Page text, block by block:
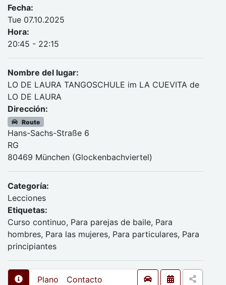
Fecha:
Tue 07.10.2025
Hora:
20:45 - 22:15
Nombre del lugar:
LO DE LAURA TANGOSCHULE im LA CUEVITA de
LO DE LAURA
Dirección:
Route
Hans-Sachs-Straße 6
RG
80469 München (Glockenbachviertel)
Categoría:
Lecciones
Etiquetas:
Curso continuo, Para parejas de baile, Para
hombres, Para las mujeres, Para particulares, Para
principiantes
Plano Contacto